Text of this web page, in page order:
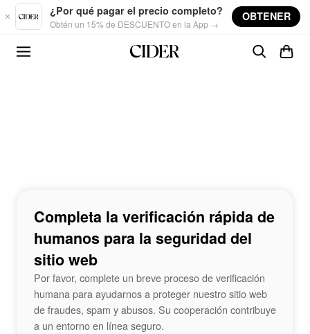
Skip to main content
¿Por qué pagar el precio completo?
Obtén un 15% de DESCUENTO en la App →
OBTENER
Completa la verificación rápida de
humanos para la seguridad del
sitio web
Por favor, complete un breve proceso de verificación
humana para ayudarnos a proteger nuestro sitio web
de fraudes, spam y abusos. Su cooperación contribuye
a un entorno en línea seguro.